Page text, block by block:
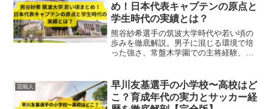
め！日本代表キャプテンの原点と
学生時代の実績とは？
熊谷紗希選手の筑波大学時代や若い頃の
歩みを徹底解説。男子に混じる環境で培
った強さ、常盤木学園での主将経験、筑
ります。
芸能人
早川友基選手の小学校〜高校はど
こ？育成年代の実力とサッカー経